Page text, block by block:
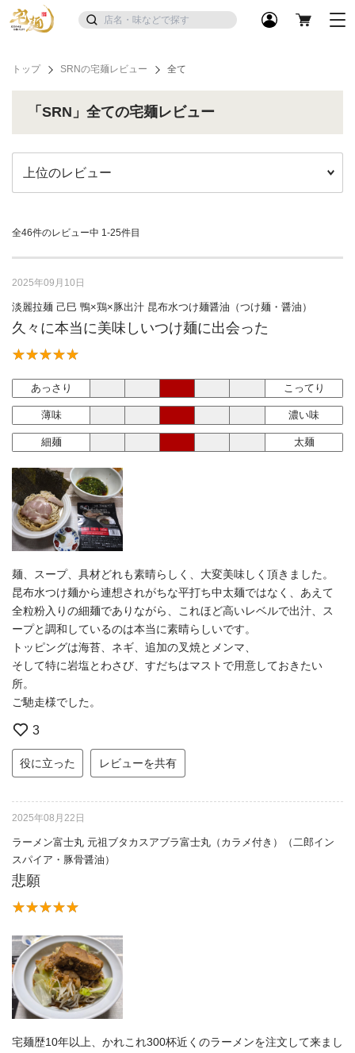
トップ SRNの宅麺レビュー 全て
「SRN」全ての宅麺レビュー
全46件のレビュー中 1-25件目
2025年09月10日
淡麗拉麺 己巳 鴨×鶏×豚出汁 昆布水つけ麺醤油（つけ麺・醤油）
久々に本当に美味しいつけ麺に出会った
あっさり こってり
薄味 濃い味
細麺 太麺
麺、スープ、具材どれも素晴らしく、大変美味しく頂きました。
昆布水つけ麺から連想されがちな平打ち中太麺ではなく、あえて
全粒粉入りの細麺でありながら、これほど高いレベルで出汁、ス
ープと調和しているのは本当に素晴らしいです。
トッピングは海苔、ネギ、追加の叉焼とメンマ、
そして特に岩塩とわさび、すだちはマストで用意しておきたい
所。
ご馳走様でした。
3
役に立った レビューを共有
2025年08月22日
ラーメン富士丸 元祖ブタカスアブラ富士丸（カラメ付き）（二郎イン
スパイア・豚骨醤油）
悲願
宅麺歴10年以上、かれこれ300杯近くのラーメンを注文して来まし